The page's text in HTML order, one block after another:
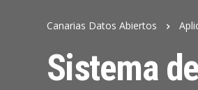
Canarias Datos Abiertos
Sistema